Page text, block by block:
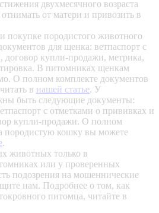
двухмесячного возраста
от матери и привозить в
покупке породистого животного
для щенка: ветпаспорт с
договор купли-продажи, метрика,
В питомниках щенкам
О полном комплекте документов
в нашей статье. У
быть следующие документы:
с отметками о прививках и
купли-продажи. О полном
породистую кошку вы можете
.
животных только в
или у проверенных
подозрения на мошеннические
нам. Подробнее о том, как
питомца, читайте в